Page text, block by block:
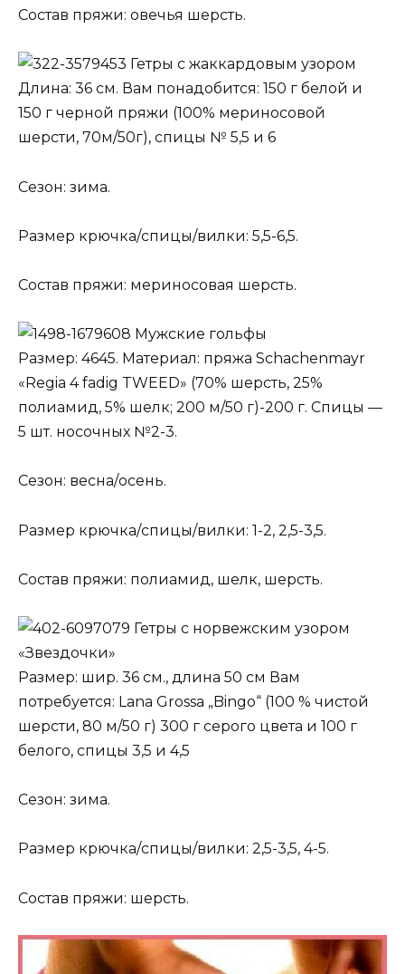
Состав пряжи: овечья шерсть.
Гетры с жаккардовым узором
Длина: 36 см. Вам понадобится: 150 г белой и
150 г черной пряжи (100% мериносовой
шерсти, 70м/50г), спицы № 5,5 и 6
Сезон: зима.
Размер крючка/спицы/вилки: 5,5-6,5.
Состав пряжи: мериносовая шерсть.
Мужские гольфы
Размер: 4645. Материал: пряжа Schachenmayr
«Regia 4 fadig TWEED» (70% шерсть, 25%
полиамид, 5% шелк; 200 м/50 г)-200 г. Спицы —
5 шт. носочных №2-3.
Сезон: весна/осень.
Размер крючка/спицы/вилки: 1-2, 2,5-3,5.
Состав пряжи: полиамид, шелк, шерсть.
Гетры с норвежским узором
«Звездочки»
Размер: шир. 36 см., длина 50 см Вам
потребуется: Lana Grossa „Bingo“ (100 % чистой
шерсти, 80 м/50 г) 300 г серого цвета и 100 г
белого, спицы 3,5 и 4,5
Сезон: зима.
Размер крючка/спицы/вилки: 2,5-3,5, 4-5.
Состав пряжи: шерсть.